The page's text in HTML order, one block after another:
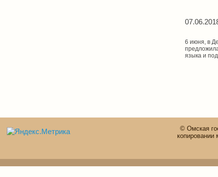
6 июня, в
языка и
© Омская
копировании